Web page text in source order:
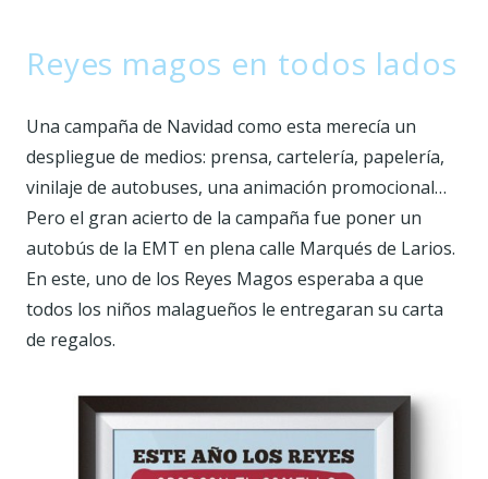
Reyes magos en todos lados
Una campaña de Navidad como esta merecía un
despliegue de medios: prensa, cartelería, papelería,
vinilaje de autobuses, una animación promocional…
Pero el gran acierto de la campaña fue poner un
autobús de la EMT en plena calle Marqués de Larios.
En este, uno de los Reyes Magos esperaba a que
todos los niños malagueños le entregaran su carta
de regalos.